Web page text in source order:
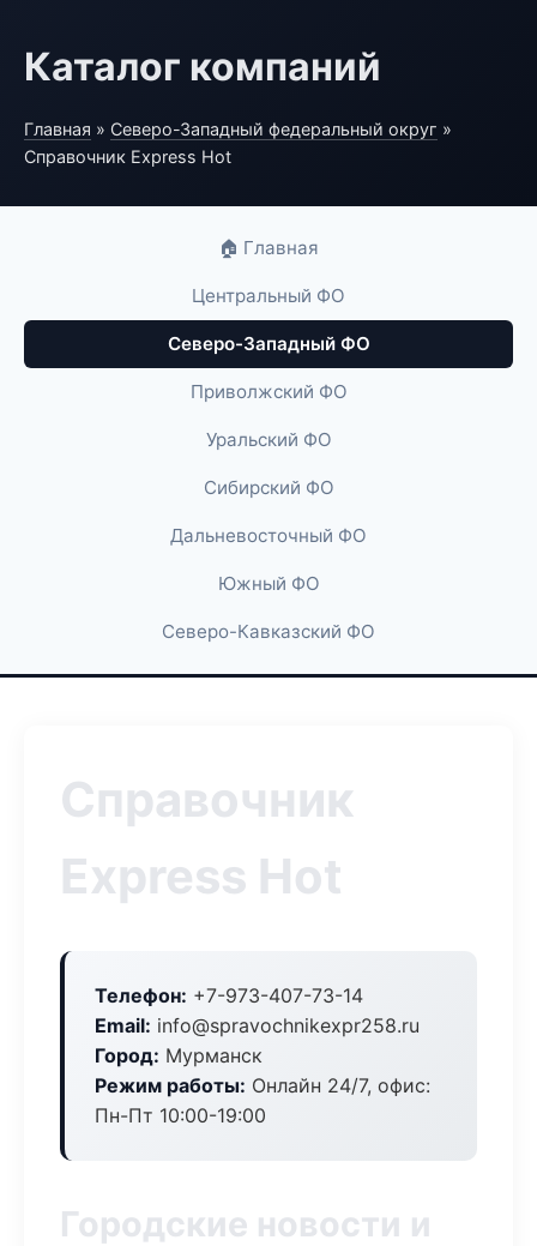
Каталог компаний
Главная » Северо-Западный федеральный округ »
Справочник Express Hot
🏠 Главная
Центральный ФО
Северо-Западный ФО
Приволжский ФО
Уральский ФО
Сибирский ФО
Дальневосточный ФО
Южный ФО
Северо-Кавказский ФО
Справочник
Express Hot
Телефон: +7-973-407-73-14
Email: info@spravochnikexpr258.ru
Город: Мурманск
Режим работы: Онлайн 24/7, офис:
Пн-Пт 10:00-19:00
Городские новости и